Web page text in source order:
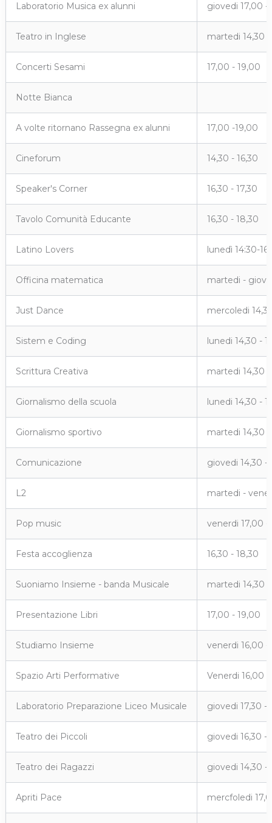
Laboratorio Musica ex alunni giovedi 17,00 -
Teatro in Inglese martedi 14,30 -
Concerti Sesami 17,00 - 19,00
Notte Bianca
A volte ritornano Rassegna ex alunni 17,00 -19,00
Cineforum 14,30 - 16,30
Speaker's Corner 16,30 - 17,30
Tavolo Comunità Educante 16,30 - 18,30
Latino Lovers lunedì 14:30-
Officina matematica martedi -
Just Dance mercoledi
Sistem e Coding lunedi 14,30 -
Scrittura Creativa martedi 14,30 -
Giornalismo della scuola lunedi 14,30 -
Giornalismo sportivo martedi 14,30 -
Comunicazione giovedi 14,30 -
L2 martedi -
Pop music venerdi 17,00 -
Festa accoglienza 16,30 - 18,30
Suoniamo Insieme - banda Musicale martedi 14,30 -
Presentazione Libri 17,00 - 19,00
Studiamo Insieme venerdi 16,00 -
Spazio Arti Performative Venerdi 16,00 -
Laboratorio Preparazione Liceo Musicale giovedi 17,30 -
Teatro dei Piccoli giovedi 16,30 -
Teatro dei Ragazzi giovedi 14,30 -
Apriti Pace mercfoledi